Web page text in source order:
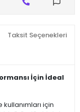
Taksit Seçenekleri
İçin İdeal
için